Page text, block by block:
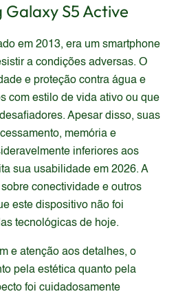
Galaxy S5 Active
em 2013, era um smartphone
a condições adversas. O
e proteção contra água e
com estilo de vida ativo ou que
Apesar disso, suas
memória e
inferiores aos
sua usabilidade em 2026. A
conectividade e outros
este dispositivo não foi
tecnológicas de hoje.
e atenção aos detalhes, o
pela estética quanto pela
foi cuidadosamente